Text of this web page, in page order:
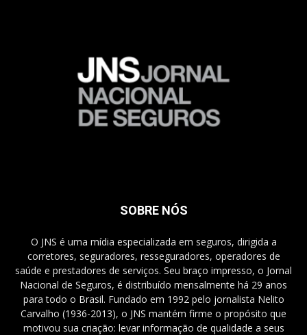
SOBRE NÓS
O JNS é uma mídia especializada em seguros, dirigida a
corretores, seguradores, resseguradores, operadores de
saúde e prestadores de serviços. Seu braço impresso, o Jornal
Nacional de Seguros, é distribuído mensalmente há 29 anos
para todo o Brasil. Fundado em 1992 pelo jornalista Nelito
Carvalho (1936-2013), o JNS mantém firme o propósito que
motivou sua criação: levar informação de qualidade a seus